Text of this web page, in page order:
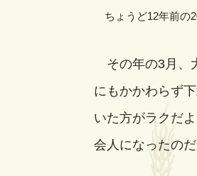
ちょうど12年前の
その年の3月、
にもかかわらず
いた方がラクだ
会人になったの